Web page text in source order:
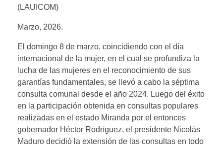
(LAUICOM)
Marzo, 2026.
El domingo 8 de marzo, coincidiendo con el día
internacional de la mujer, en el cual se profundiza la
lucha de las mujeres en el reconocimiento de sus
garantías fundamentales, se llevó a cabo la séptima
consulta comunal desde el año 2024. Luego del éxito
en la participación obtenida en consultas populares
realizadas en el estado Miranda por el entonces
gobernador Héctor Rodríguez, el presidente Nicolás
Maduro decidió la extensión de las consultas en todo